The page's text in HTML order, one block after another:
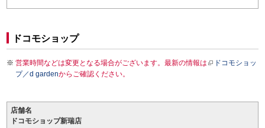
ドコモショップ
営業時間などは変更となる場合がございます。最新の情報は
ドコモショッ
プ／d gardenからご確認ください。
店舗名
ドコモショップ新瑞店